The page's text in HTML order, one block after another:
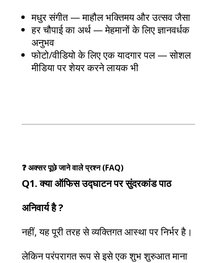
मधुर संगीत — माहौल भक्तिमय और उत्सव जैसा
हर चौपाई का अर्थ — मेहमानों के लिए ज्ञानवर्धक
अनुभव
फोटो/वीडियो के लिए एक यादगार पल — सोशल
मीडिया पर शेयर करने लायक भी
❓ अक्सर पूछे जाने वाले प्रश्न (FAQ)
Q1. क्या ऑफिस उद्घाटन पर सुंदरकांड पाठ
अनिवार्य है ?
नहीं, यह पूरी तरह से व्यक्तिगत आस्था पर निर्भर है।
लेकिन परंपरागत रूप से इसे एक शुभ शुरुआत माना